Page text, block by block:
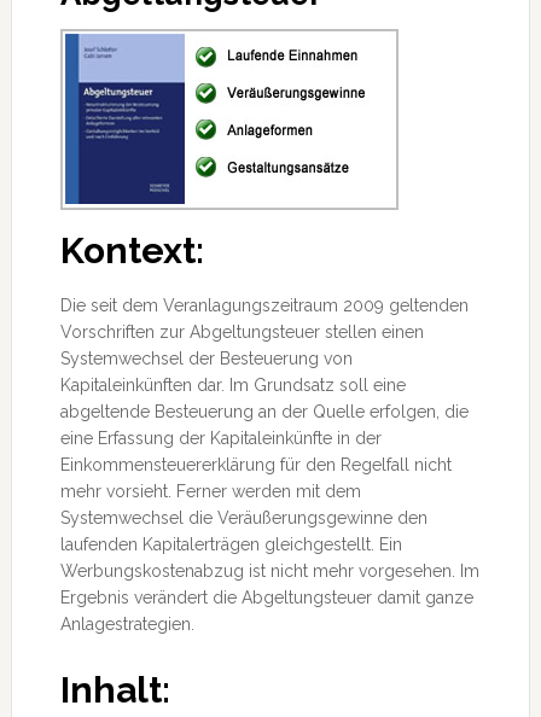
Kontext:
Die seit dem Veranlagungszeitraum 2009 geltenden
Vorschriften zur Abgeltungsteuer stellen einen
Systemwechsel der Besteuerung von
Kapitaleinkünften dar. Im Grundsatz soll eine
abgeltende Besteuerung an der Quelle erfolgen, die
eine Erfassung der Kapitaleinkünfte in der
Einkommensteuererklärung für den Regelfall nicht
mehr vorsieht. Ferner werden mit dem
Systemwechsel die Veräußerungsgewinne den
laufenden Kapitalerträgen gleichgestellt. Ein
Werbungskostenabzug ist nicht mehr vorgesehen. Im
Ergebnis verändert die Abgeltungsteuer damit ganze
Anlagestrategien.
Inhalt: